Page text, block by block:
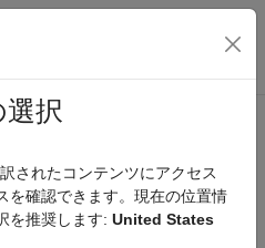
ビゲーション メ
was this information?
択
されたコンテンツにアクセス
を確認できます。現在の位置情
を推奨します: United States